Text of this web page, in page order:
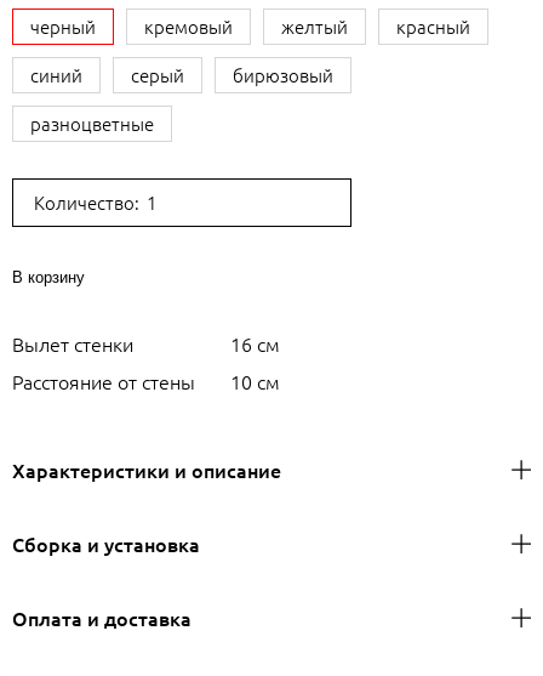
черный
кремовый желтый
красный
синий
серый
бирюзовый
разноцветные
Количество:
В корзину
Вылет стенки
16 см
Расстояние от стены
10 см
Характеристики и описание
Сборка и установка
Оплата и доставка